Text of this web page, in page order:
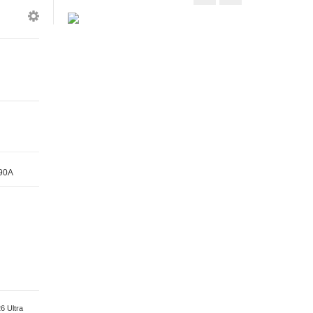
Ultra